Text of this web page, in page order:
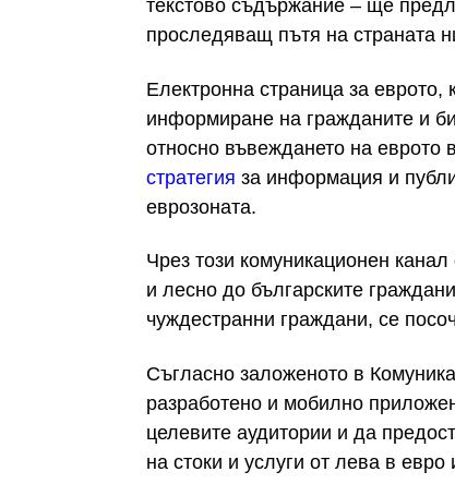
текстово съдържание – ще
проследяващ пътя на страната
Електронна страница за еврото,
информиране на гражданите и
относно въвеждането на еврото
стратегия за информация и
еврозоната.
Чрез този комуникационен
и лесно до българските
чуждестранни граждани, се
Съгласно заложеното в
разработено и мобилно
целевите аудитории и да
на стоки и услуги от лева в евро